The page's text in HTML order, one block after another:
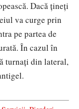
Dacă țineți
va curge prin
pe partea de
În cazul în
turnați din lateral,